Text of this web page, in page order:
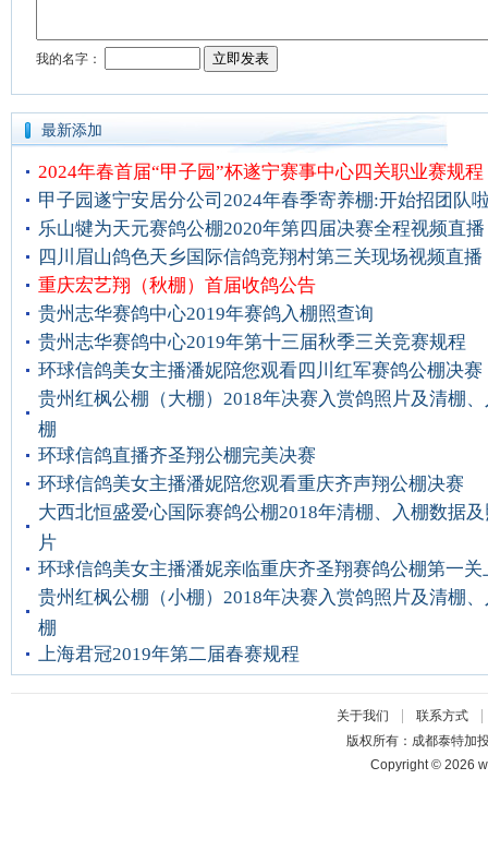
最新添加
2024年春首届“甲子园”杯遂宁赛事中心四关职业赛规程
甲子园遂宁安居分公司2024年春季寄养棚:开始招团队
乐山犍为天元赛鸽公棚2020年第四届决赛全程视频直播
四川眉山鸽色天乡国际信鸽竞翔村第三关现场视频直播
重庆宏艺翔（秋棚）首届收鸽公告
贵州志华赛鸽中心2019年赛鸽入棚照查询
贵州志华赛鸽中心2019年第十三届秋季三关竞赛规程
环球信鸽美女主播潘妮陪您观看四川红军赛鸽公棚决赛
贵州红枫公棚（大棚）2018年决赛入赏鸽照片及清棚
棚
环球信鸽直播齐圣翔公棚完美决赛
环球信鸽美女主播潘妮陪您观看重庆齐声翔公棚决赛
大西北恒盛爱心国际赛鸽公棚2018年清棚、入棚数据
片
环球信鸽美女主播潘妮亲临重庆齐圣翔赛鸽公棚第一关
贵州红枫公棚（小棚）2018年决赛入赏鸽照片及清棚
棚
上海君冠2019年第二届春赛规程
关于我们 联系方式
版权所有：成都泰特加
Copyright © 2026